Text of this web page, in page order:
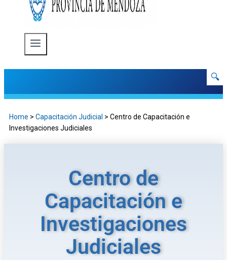
🔍
Home > Capacitación Judicial > Centro de Capacitación e
Investigaciones Judiciales
Centro de
Capacitación e
Investigaciones
Judiciales